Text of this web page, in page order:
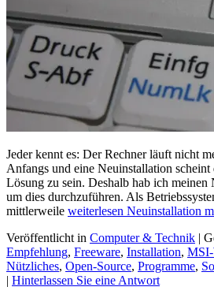
Jeder kennt es: Der Rechner läuft nicht
Anfangs und eine Neuinstallation
Lösung zu sein. Deshalb hab ich meinen
um dies durchzuführen. Als
mittlerweile weiterlesen Neuinstallation
Veröffentlicht in Computer & Technik |
Empfehlung, Freeware, Installation,
Nützliches, Open-Source, Programme,
| Hinterlassen Sie eine Antwort